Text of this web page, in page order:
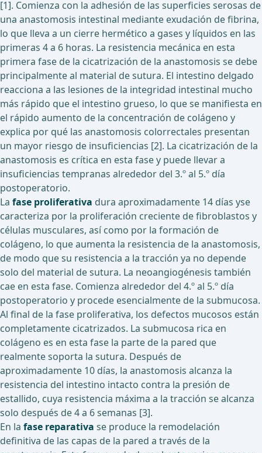
[1]. Comienza con la adhesión de las superficies serosas de
una anastomosis intestinal mediante exudación de fibrina,
lo que lleva a un cierre hermético a gases y líquidos en las
primeras 4 a 6 horas. La resistencia mecánica en esta
primera fase de la cicatrización de la anastomosis se debe
principalmente al material de sutura. El intestino delgado
reacciona a las lesiones de la integridad intestinal mucho
más rápido que el intestino grueso, lo que se manifiesta en
el rápido aumento de la concentración de colágeno y
explica por qué las anastomosis colorrectales presentan
un mayor riesgo de insuficiencias [2]. La cicatrización de la
anastomosis es crítica en esta fase y puede llevar a
insuficiencias tempranas alrededor del 3.º al 5.º día
postoperatorio.
La fase proliferativa dura aproximadamente 14 días yse
caracteriza por la proliferación creciente de fibroblastos y
células musculares, así como por la formación de
colágeno, lo que aumenta la resistencia de la anastomosis,
de modo que su resistencia a la tracción ya no depende
solo del material de sutura. La neoangiogénesis también
cae en esta fase. Comienza alrededor del 4.º al 5.º día
postoperatorio y procede esencialmente de la submucosa.
Al final de la fase proliferativa, los defectos mucosos están
completamente cicatrizados. La submucosa rica en
colágeno es en esta fase la parte de la pared que
realmente soporta la sutura. Después de
aproximadamente 10 días, la anastomosis alcanza la
resistencia del intestino intacto contra la presión de
estallido, cuya resistencia máxima a la tracción se alcanza
solo después de 4 a 6 semanas [3].
En la fase reparativa se produce la remodelación
definitiva de las capas de la pared a través de la